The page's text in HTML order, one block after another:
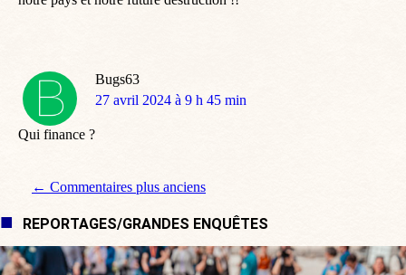
Bugs63
dit
27 avril 2024 à 9 h 45 min
Qui finance ?
Navigation de commentaire
← Commentaires plus anciens
REPORTAGES/GRANDES ENQUÊTES